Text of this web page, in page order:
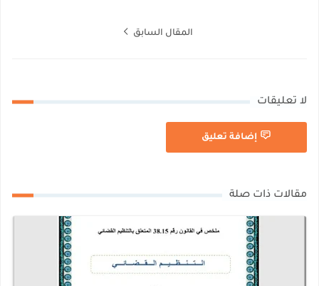
المقال السابق
لا تعليقات
إضافة تعليق
مقالات ذات صلة